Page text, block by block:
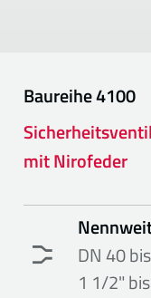
Baureihe4100
mit Nirofeder
DN 40
1 1/2"